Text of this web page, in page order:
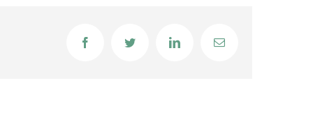
FacebookTwitter LinkedIn Email